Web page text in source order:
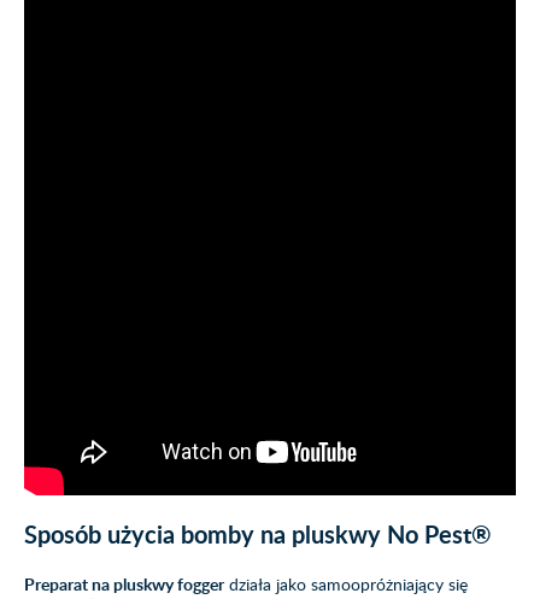
Sposób użycia bomby na pluskwy No Pest®
Preparat na pluskwy foggerdziała jako samoopróżniający się